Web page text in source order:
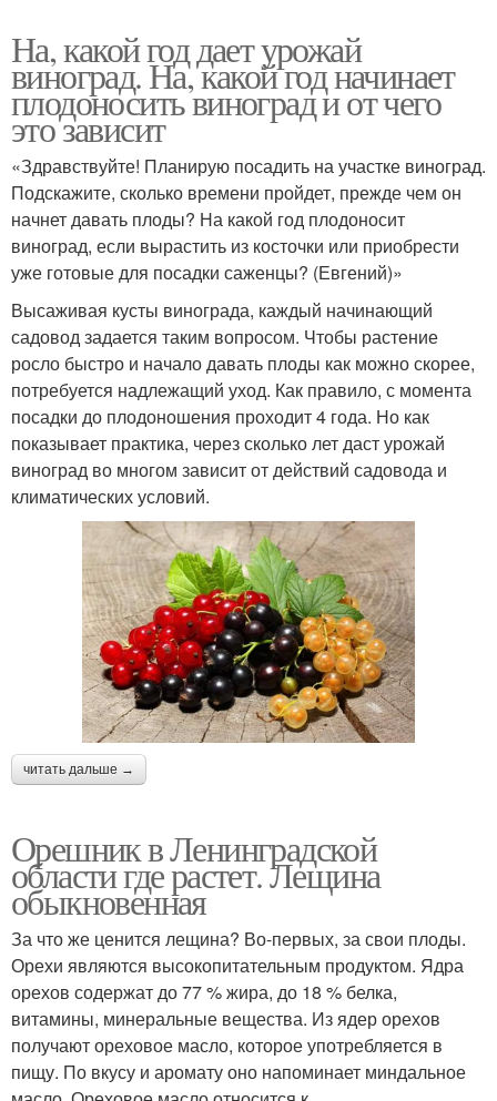
На, какой год дает урожай
виноград. На, какой год начинает
плодоносить виноград и от чего
это зависит
«Здравствуйте! Планирую посадить на участке виноград.
Подскажите, сколько времени пройдет, прежде чем он
начнет давать плоды? На какой год плодоносит
виноград, если вырастить из косточки или приобрести
уже готовые для посадки саженцы? (Евгений)»
Высаживая кусты винограда, каждый начинающий
садовод задается таким вопросом. Чтобы растение
росло быстро и начало давать плоды как можно скорее,
потребуется надлежащий уход. Как правило, с момента
посадки до плодоношения проходит 4 года. Но как
показывает практика, через сколько лет даст урожай
виноград во многом зависит от действий садовода и
климатических условий.
читать дальше →
Орешник в Ленинградской
области где растет. Лещина
обыкновенная
За что же ценится лещина? Во-первых, за свои плоды.
Орехи являются высокопитательным продуктом. Ядра
орехов содержат до 77 % жира, до 18 % белка,
витамины, минеральные вещества. Из ядер орехов
получают ореховое масло, которое употребляется в
пищу. По вкусу и аромату оно напоминает миндальное